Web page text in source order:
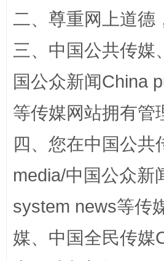
阿坝州三大球赛在茂县开幕
二、尊重网上道德
三、中国公共传媒
国公众新闻China
等传媒网站拥有管
四、您在中国公共
media/中国公众新
system news等传
媒、中国全民传媒